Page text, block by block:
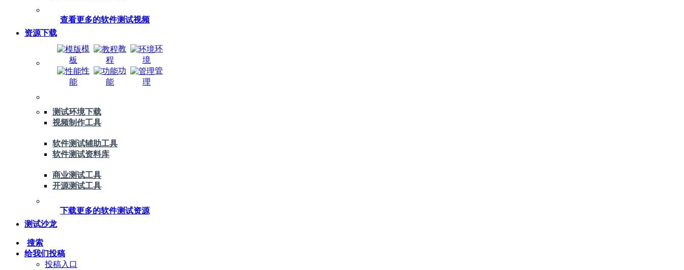
查看更多的软件测试视频
资源下载
模
板
教
程
环
境
性
能
功
能
管
理
测试环境下载
视频制作工具
软件测试辅助工具
软件测试资料库
商业测试工具
开源测试工具
下载更多的软件测试资源
测试沙龙
搜索
给我们投稿
投稿入口